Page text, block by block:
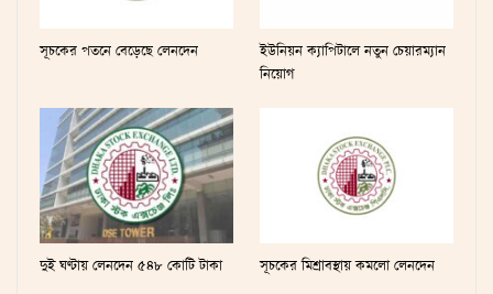
সূচকের পতনে বেড়েছে লেনদেন
ইউনিয়ন ক্যাপিটালে নতুন চেয়ারম্যান
নিয়োগ
দুই ঘণ্টায় লেনদেন ৫৪৮ কোটি টাকা সূচকের মিশ্রাবস্থায় কমলো লেনদেন